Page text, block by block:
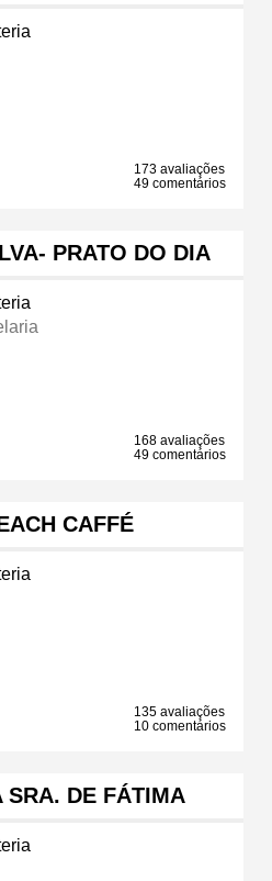
173 avaliações
49 comentários
PRATO DO DIA
168 avaliações
49 comentários
CAFFÉ
135 avaliações
10 comentários
SRA. DE FÁTIMA